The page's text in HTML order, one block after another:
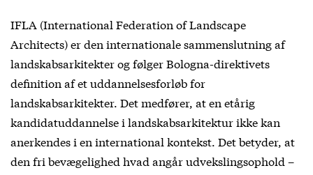
IFLA (International Federation of Landscape
Architects) er den internationale sammenslutning af
landskabsarkitekter og følger Bologna-direktivets
definition af et uddannelsesforløb for
landskabsarkitekter. Det medfører, at en etårig
kandidatuddannelse i landskabsarkitektur ikke kan
anerkendes i en international kontekst. Det betyder, at
den fri bevægelighed hvad angår udvekslingsophold –